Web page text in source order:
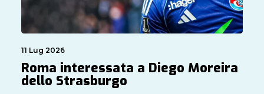
11 Lug 2026
Roma interessata a Diego Moreira
dello Strasburgo